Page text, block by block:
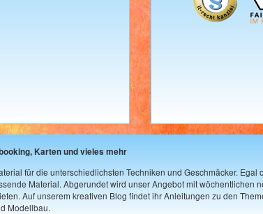
Karten und vieles mehr
für die unterschiedlichsten Techniken und Geschmäcker.
Material. Abgerundet wird unser Angebot mit
Auf unserem kreativen Blog findet ihr Anleitungen zu den
Modellbau.